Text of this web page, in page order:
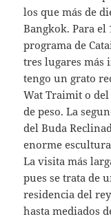
los que más de
Bangkok. Para
programa de
tres lugares más
tengo un grato
Wat Traimit o del
de peso. La
del Buda
enorme
La visita más
pues se trata de
residencia del
hasta mediados